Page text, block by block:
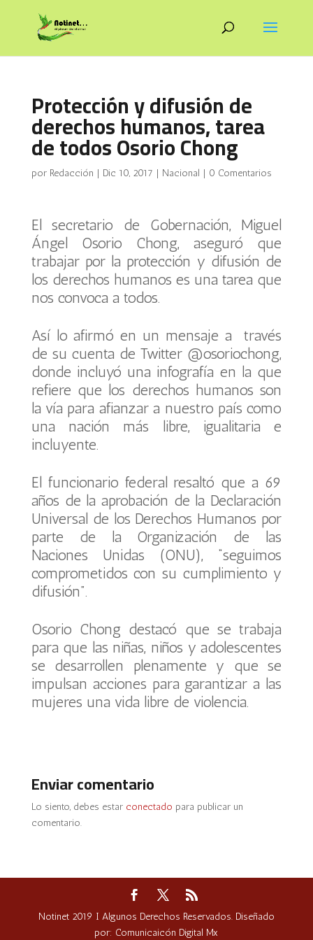
Protección y difusión de
derechos humanos, tarea
de todos Osorio Chong
por Redacción | Dic 10, 2017 | Nacional | 0 Comentarios
El secretario de Gobernación, Miguel
Ángel Osorio Chong, aseguró que
trabajar por la protección y difusión de
los derechos humanos es una tarea que
nos convoca a todos.
Así lo afirmó en un mensaje a través
de su cuenta de Twitter @osoriochong,
donde incluyó una infografía en la que
refiere que los derechos humanos son
la vía para afianzar a nuestro país como
una nación más libre, igualitaria e
incluyente.
El funcionario federal resaltó que a 69
años de la aprobación de la Declaración
Universal de los Derechos Humanos por
parte de la Organización de las
Naciones Unidas (ONU), “seguimos
comprometidos con su cumplimiento y
difusión”.
Osorio Chong destacó que se trabaja
para que las niñas, niños y adolescentes
se desarrollen plenamente y que se
impulsan acciones para garantizar a las
mujeres una vida libre de violencia.
Enviar comentario
Lo siento, debes estar conectado para publicar un
comentario.
Notinet 2019 I Algunos Derechos Reservados. Diseñado
por: Comunicaicón Digital Mx